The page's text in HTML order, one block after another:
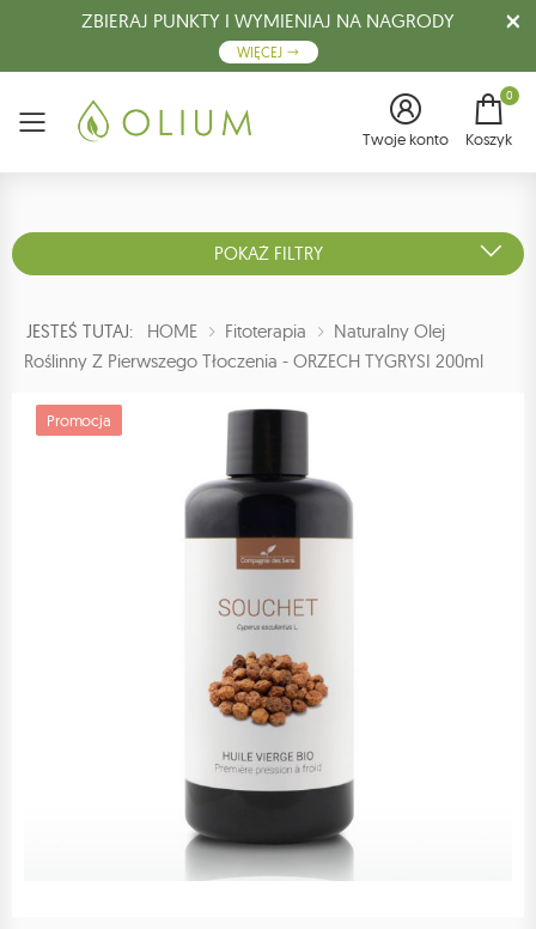
ZBIERAJ PUNKTY I WYMIENIAJ NA NAGRODY
WIĘCEJ
Menu Twoje konto
0
Koszyk
POKAŻ FILTRY
JESTEŚ TUTAJ: HOME Fitoterapia
Naturalny Olej
Roślinny Z Pierwszego Tłoczenia - ORZECH TYGRYSI 200ml
Promocja